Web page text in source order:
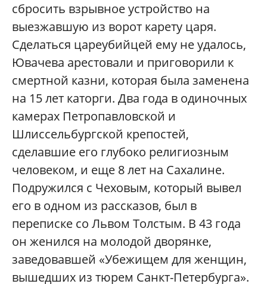
сбросить взрывное устройство на
выезжавшую из ворот карету царя.
Сделаться цареубийцей ему не удалось,
Ювачева арестовали и приговорили к
смертной казни, которая была заменена
на 15 лет каторги. Два года в одиночных
камерах Петропавловской и
Шлиссельбургской крепостей,
сделавшие его глубоко религиозным
человеком, и еще 8 лет на Сахалине.
Подружился с Чеховым, который вывел
его в одном из рассказов, был в
переписке со Львом Толстым. В 43 года
он женился на молодой дворянке,
заведовавшей «Убежищем для женщин,
вышедших из тюрем Санкт-Петербурга».